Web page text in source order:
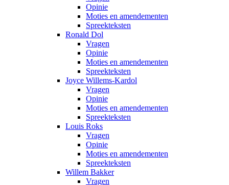
Opinie
Moties en amendementen
Spreekteksten
Ronald Dol
Vragen
Opinie
Moties en amendementen
Spreekteksten
Joyce Willems-Kardol
Vragen
Opinie
Moties en amendementen
Spreekteksten
Louis Roks
Vragen
Opinie
Moties en amendementen
Spreekteksten
Willem Bakker
Vragen